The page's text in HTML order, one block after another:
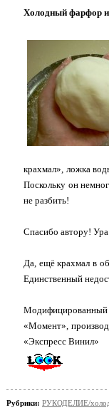
Холодный фарфор
крахмал», ложка
Поскольку он
не разбить!
Спасибо автору!
Да, ещё крахмал в
Единственный
Модифицированный
«Момент»,
«Экспресс Винил»
Рубрики: РУКОДЕЛИЕ/